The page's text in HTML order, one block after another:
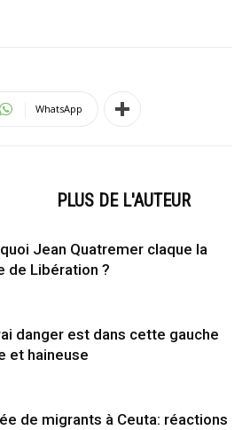
WhatsApp
PLUS DE L'AUTEUR
Jean Quatremer claque la
de Libération ?
danger est dans cette gauche
et haineuse
de migrants à Ceuta: réactions